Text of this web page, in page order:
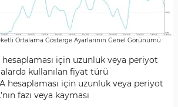
Ortalama Gösterge Ayarlarının Genel Görünümü
hesaplaması için uzunluk veya periyot
kullanılan fiyat türü
hesaplaması için uzunluk veya periyot
fazı veya kayması